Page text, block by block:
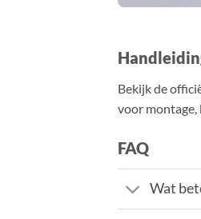
Bekijk de
voor montage,
FAQ
Wat